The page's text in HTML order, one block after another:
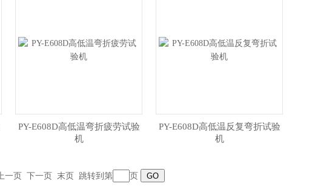
​PY-E608D高低温弯折疲劳试验
机
​PY-E608D高低温反复弯折试验
机
上一页 下一页 末页跳转到第 页